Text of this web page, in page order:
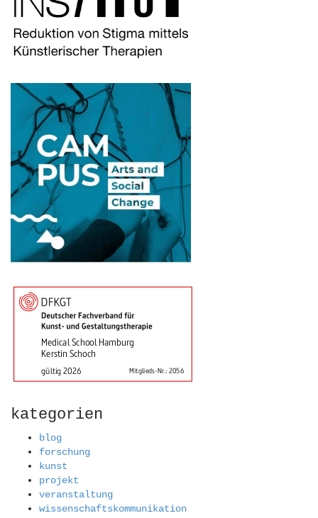
kategorien
blog
forschung
kunst
projekt
veranstaltung
wissenschaftskommunikation